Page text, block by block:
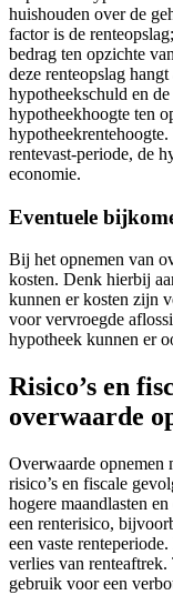
huishouden over de
factor is de
bedrag ten opzichte
deze renteopslag
hypotheekschuld en
hypotheekhoogte ten
rentevast-periode, de
economie.
Eventuele
Bij het opnemen van
kosten. Denk hierbij
kunnen er kosten zijn
voor vervroegde
hypotheek kunnen er
Risico’s en
overwaarde
Overwaarde opnemen
risico’s en fiscale
hogere maandlasten
een renterisico,
een vaste
verlies van
gebruik voor een